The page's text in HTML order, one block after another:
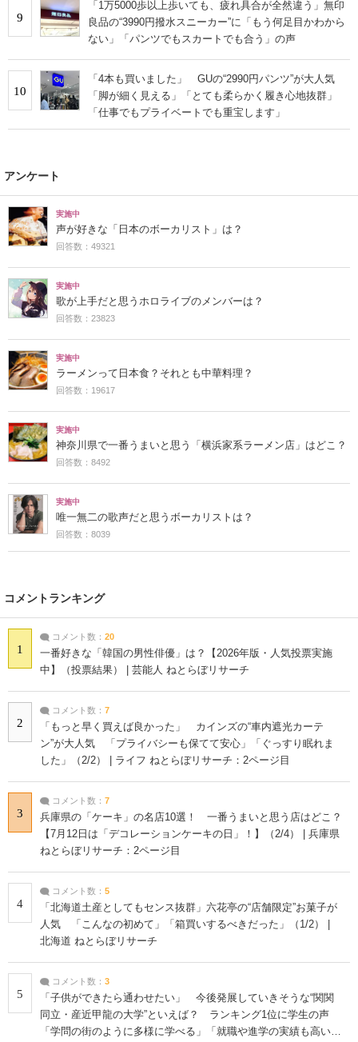
9
「1万5000歩以上歩いても、疲れ具合が全然違う」無印
良品の“3990円撥水スニーカー”に「もう何足目かわから
ない」「パンツでもスカートでも合う」の声
10
「4本も買いました」 GUの“2990円パンツ”が大人気
「脚が細く見える」「とても柔らかく履き心地抜群」
「仕事でもプライベートでも重宝します」
アンケート
実施中
声が好きな「日本のボーカリスト」は？
回答数：49321
実施中
歌が上手だと思うホロライブのメンバーは？
回答数：23823
実施中
ラーメンって日本食？それとも中華料理？
回答数：19617
実施中
神奈川県で一番うまいと思う「横浜家系ラーメン店」はどこ？
回答数：8492
実施中
唯一無二の歌声だと思うボーカリストは？
回答数：8039
コメントランキング
1
コメント数： 20
一番好きな「韓国の男性俳優」は？【2026年版・人気投票実施
中】（投票結果） | 芸能人 ねとらぼリサーチ
2
コメント数： 7
「もっと早く買えば良かった」 カインズの“車内遮光カーテ
ン”が大人気 「プライバシーも保てて安心」「ぐっすり眠れま
した」（2/2） | ライフ ねとらぼリサーチ：2ページ目
3
コメント数： 7
兵庫県の「ケーキ」の名店10選！ 一番うまいと思う店はどこ？
【7月12日は「デコレーションケーキの日」！】（2/4） | 兵庫県
ねとらぼリサーチ：2ページ目
4
コメント数： 5
「北海道土産としてもセンス抜群」六花亭の“店舗限定”お菓子が
人気 「こんなの初めて」「箱買いするべきだった」（1/2） |
北海道 ねとらぼリサーチ
5
コメント数： 3
「子供ができたら通わせたい」 今後発展していきそうな“関関
同立・産近甲龍の大学”といえば？ ランキング1位に学生の声
「学問の街のように多様に学べる」「就職や進学の実績も高い」